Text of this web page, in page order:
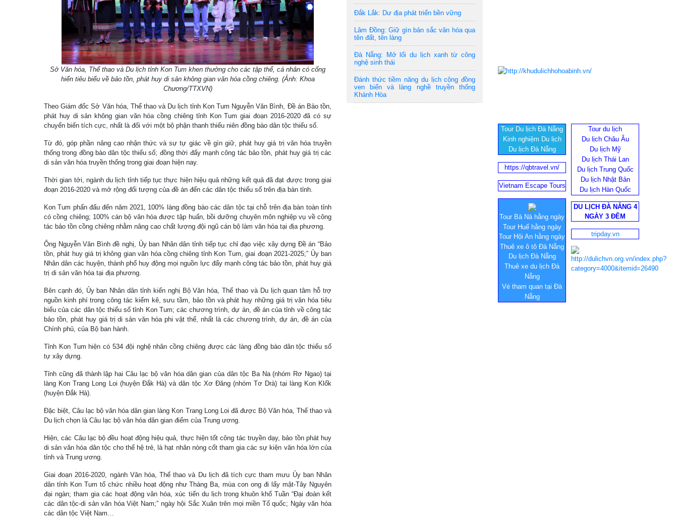
Sở Văn hóa, Thể thao và Du lịch tỉnh Kon Tum khen thưởng cho các tập thể, cá nhân có cống
hiến tiêu biểu về bảo tồn, phát huy di sản không gian văn hóa cồng chiêng. (Ảnh: Khoa
Chương/TTXVN)
Theo Giám đốc Sở Văn hóa, Thể thao và Du lịch tỉnh Kon Tum Nguyễn Văn Bình, Đề án Bảo tồn,
phát huy di sản không gian văn hóa cồng chiêng tỉnh Kon Tum giai đoạn 2016-2020 đã có sự
chuyển biến tích cực, nhất là đối với một bộ phận thanh thiếu niên đồng bào dân tộc thiểu số.
Từ đó, góp phần nâng cao nhận thức và sự tự giác về gìn giữ, phát huy giá trị văn hóa truyền
thống trong đồng bào dân tộc thiểu số; đồng thời đẩy mạnh công tác bảo tồn, phát huy giá trị các
di sản văn hóa truyền thống trong giai đoạn hiện nay.
Thời gian tới, ngành du lịch tỉnh tiếp tục thực hiện hiệu quả những kết quả đã đạt được trong giai
đoạn 2016-2020 và mở rộng đối tượng của đề án đến các dân tộc thiểu số trên địa bàn tỉnh.
Kon Tum phấn đấu đến năm 2021, 100% làng đồng bào các dân tộc tại chỗ trên địa bàn toàn tỉnh
có cồng chiêng; 100% cán bộ văn hóa được tập huấn, bồi dưỡng chuyên môn nghiệp vụ về công
tác bảo tồn cồng chiêng nhằm nâng cao chất lượng đội ngũ cán bộ làm văn hóa tại địa phương.
Ông Nguyễn Văn Bình đề nghị, Ủy ban Nhân dân tỉnh tiếp tục chỉ đạo việc xây dựng Đề án “Bảo
tồn, phát huy giá trị không gian văn hóa cồng chiêng tỉnh Kon Tum, giai đoạn 2021-2025;” Ủy ban
Nhân dân các huyện, thành phố huy động mọi nguồn lực đẩy mạnh công tác bảo tồn, phát huy giá
trị di sản văn hóa tại địa phương.
Bên cạnh đó, Ủy ban Nhân dân tỉnh kiến nghị Bộ Văn hóa, Thể thao và Du lịch quan tâm hỗ trợ
nguồn kinh phí trong công tác kiểm kê, sưu tầm, bảo tồn và phát huy những giá trị văn hóa tiêu
biểu của các dân tộc thiểu số tỉnh Kon Tum; các chương trình, dự án, đề án của tỉnh về công tác
bảo tồn, phát huy giá trị di sản văn hóa phi vật thể, nhất là các chương trình, dự án, đề án của
Chính phủ, của Bộ ban hành.
Tỉnh Kon Tum hiện có 534 đội nghệ nhân cồng chiêng được các làng đồng bào dân tộc thiểu số
tự xây dựng.
Tỉnh cũng đã thành lập hai Câu lạc bộ văn hóa dân gian của dân tộc Ba Na (nhóm Rơ Ngao) tại
làng Kon Trang Long Loi (huyện Đắk Hà) và dân tộc Xơ Đăng (nhóm Tơ Drà) tại làng Kon Klốk
(huyện Đắk Hà).
Đặc biệt, Câu lạc bộ văn hóa dân gian làng Kon Trang Long Loi đã được Bộ Văn hóa, Thể thao và
Du lịch chọn là Câu lạc bộ văn hóa dân gian điểm của Trung ương.
Hiện, các Câu lạc bộ đều hoạt động hiệu quả, thực hiện tốt công tác truyền dạy, bảo tồn phát huy
di sản văn hóa dân tộc cho thế hệ trẻ, là hạt nhân nòng cốt tham gia các sự kiện văn hóa lớn của
tỉnh và Trung ương.
Giai đoạn 2016-2020, ngành Văn hóa, Thể thao và Du lịch đã tích cực tham mưu Ủy ban Nhân
dân tỉnh Kon Tum tổ chức nhiều hoạt động như Tháng Ba, mùa con ong đi lấy mật-Tây Nguyên
đại ngàn; tham gia các hoạt động văn hóa, xúc tiến du lịch trong khuôn khổ Tuần “Đại đoàn kết
các dân tộc-di sản văn hóa Việt Nam;” ngày hội Sắc Xuân trên mọi miền Tổ quốc; Ngày văn hóa
các dân tộc Việt Nam…
Đắk Lắk: Dư địa phát triển bền vững
Lâm Đồng: Giữ gìn bản sắc văn hóa qua
tên đất, tên làng
Đà Nẵng: Mở lối du lịch xanh từ công
nghệ sinh thái
Đánh thức tiềm năng du lịch cộng đồng
ven biển và làng nghề truyền thống
Khánh Hòa
Tour Du lịch Đà Nẵng
Kinh nghiệm Du lịch
Du lịch Đà Nẵng
Tour du lịch
Du lịch Châu Âu
Du lịch Mỹ
Du lịch Thái Lan
Du lịch Trung Quốc
Du lịch Nhật Bản
Du lịch Hàn Quốc
https://qbtravel.vn/
Vietnam Escape Tours
Tour Bà Nà hằng ngày
Tour Huế hằng ngày
Tour Hội An hằng ngày
Thuê xe ô tô Đà Nẵng
Du lịch Đà Nẵng
Thuê xe du lịch Đà
Nẵng
Vé tham quan tại Đà
Nẵng
DU LỊCH ĐÀ NẴNG 4
NGÀY 3 ĐÊM
tripday.vn